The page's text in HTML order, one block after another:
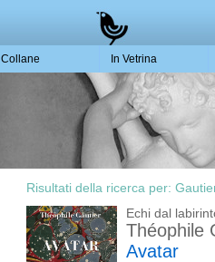
Collane In Vetrina
Risultati della ricerca per:
Echi dal
Théophile
Avatar